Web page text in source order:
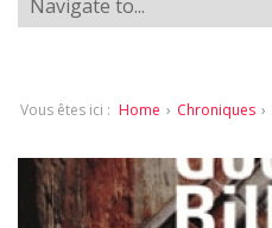
Vous êtes ici : Home › Chroniques ›